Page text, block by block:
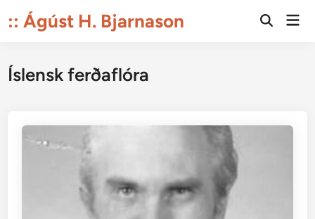
to:: Ágúst H. Bjarnason
Open
Íslensk ferðaflóra